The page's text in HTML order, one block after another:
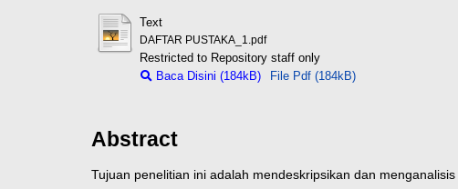
Text
DAFTAR PUSTAKA_1.pdf
Restricted to Repository staff only
Baca Disini (184kB)
File Pdf (184kB)
Abstract
Tujuan penelitian ini adalah mendeskripsikan dan